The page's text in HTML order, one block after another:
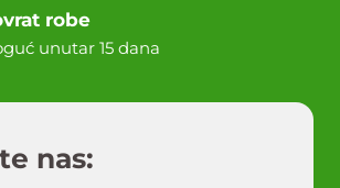
robe
unutar 15 dana
nas: